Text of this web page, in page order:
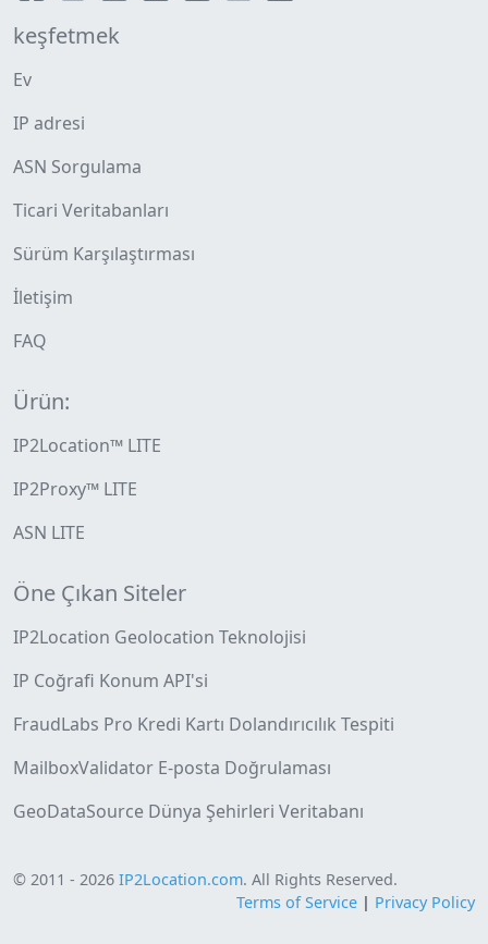
keşfetmek
Ev
IP adresi
ASN Sorgulama
Ticari Veritabanları
Sürüm Karşılaştırması
İletişim
FAQ
Ürün:
IP2Location™ LITE
IP2Proxy™ LITE
ASN LITE
Öne Çıkan Siteler
IP2Location Geolocation Teknolojisi
IP Coğrafi Konum API'si
FraudLabs Pro Kredi Kartı Dolandırıcılık Tespiti
MailboxValidator E-posta Doğrulaması
GeoDataSource Dünya Şehirleri Veritabanı
© 2011 - 2026 IP2Location.com. All Rights Reserved.
Terms of Service | Privacy Policy